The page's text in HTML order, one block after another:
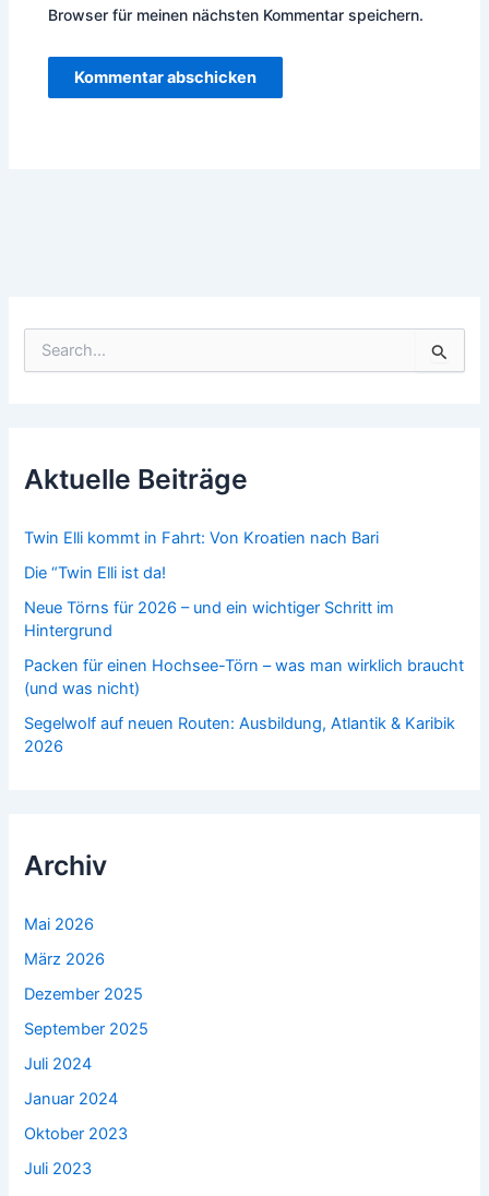
Browser für meinen nächsten Kommentar speichern.
n
a
h
Aktuelle Beiträge
Twin Elli kommt in Fahrt: Von Kroatien nach Bari
Die “Twin Elli ist da!
Neue Törns für 2026 – und ein wichtiger Schritt im
Hintergrund
Packen für einen Hochsee-Törn – was man wirklich braucht
(und was nicht)
Segelwolf auf neuen Routen: Ausbildung, Atlantik & Karibik
2026
Archiv
Mai 2026
März 2026
Dezember 2025
September 2025
Juli 2024
Januar 2024
Oktober 2023
Juli 2023